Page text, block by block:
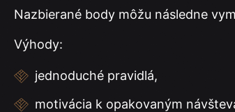
Nazbierané body môžu následne
Výhody:
jednoduché pravidlá,
motivácia k opakovaným